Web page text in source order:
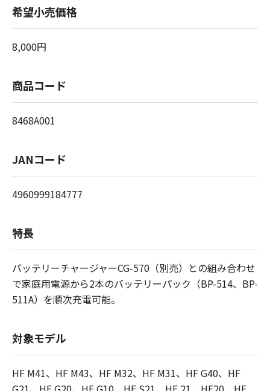
希望小売価格
8,000円
商品コード
8468A001
JANコード
4960999184777
特長
バッテリーチャージャーCG-570（別売）との組み合わせ
で家庭用電源から2本のバッテリーパック（BP-514、BP-
511A）を順次充電可能。
対象モデル
HF M41、HF M43、HF M32、HF M31、HF G40、HF